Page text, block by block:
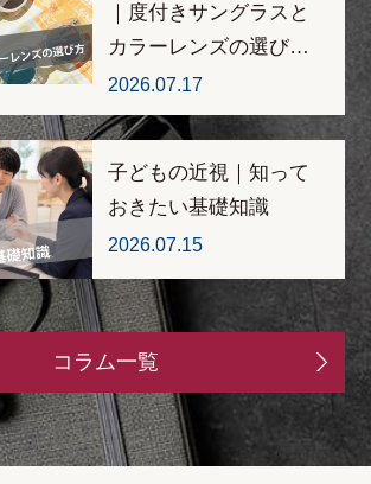
｜度付きサングラスと
カラーレンズの選び…
2026.07.17
子どもの近視｜知って
おきたい基礎知識
2026.07.15
コラム一覧